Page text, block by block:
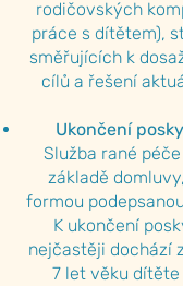
rodičovských
práce s dítětem),
směřujících k
cílů a řešení
Ukončení
Služba rané
základě
formou
K ukončení
nejčastěji dochází
7 let věku